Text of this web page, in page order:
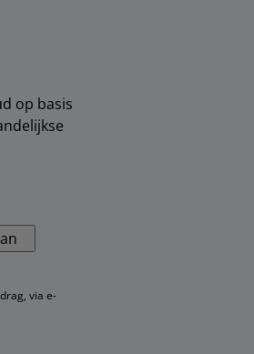
op basis
via e-